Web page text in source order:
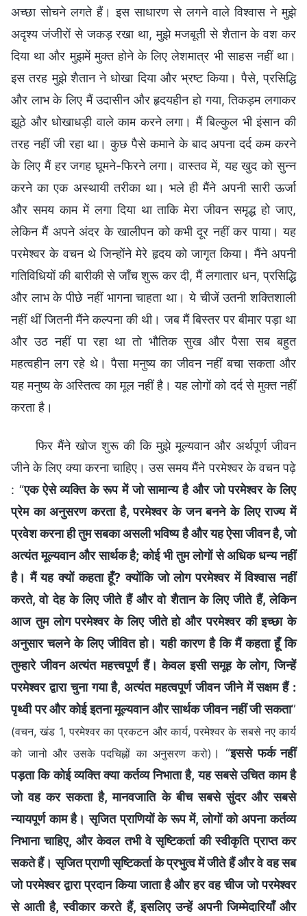
अच्छा सोचने लगते हैं। इस साधारण से लगने वाले विश्वास ने मुझे
अदृश्य जंजीरों से जकड़ रखा था, मुझे मजबूती से शैतान के वश कर
दिया था और मुझमें मुक्त होने के लिए लेशमात्र भी साहस नहीं था।
इस तरह मुझे शैतान ने धोखा दिया और भ्रष्ट किया। पैसे, प्रसिद्धि
और लाभ के लिए मैं उदासीन और हृदयहीन हो गया, तिकड़म लगाकर
झूठे और धोखाधड़ी वाले काम करने लगा। मैं बिल्कुल भी इंसान की
तरह नहीं जी रहा था। कुछ पैसे कमाने के बाद अपना दर्द कम करने
के लिए मैं हर जगह घूमने-फिरने लगा। वास्तव में, यह खुद को सुन्न
करने का एक अस्थायी तरीका था। भले ही मैंने अपनी सारी ऊर्जा
और समय काम में लगा दिया था ताकि मेरा जीवन समृद्ध हो जाए,
लेकिन मैं अपने अंदर के खालीपन को कभी दूर नहीं कर पाया। यह
परमेश्वर के वचन थे जिन्होंने मेरे हृदय को जागृत किया। मैंने अपनी
गतिविधियों की बारीकी से जाँच शुरू कर दी, मैं लगातार धन, प्रसिद्धि
और लाभ के पीछे नहीं भागना चाहता था। ये चीजें उतनी शक्तिशाली
नहीं थीं जितनी मैंने कल्पना की थी। जब मैं बिस्तर पर बीमार पड़ा था
और उठ नहीं पा रहा था तो भौतिक सुख और पैसा सब बहुत
महत्वहीन लग रहे थे। पैसा मनुष्य का जीवन नहीं बचा सकता और
यह मनुष्य के अस्तित्व का मूल नहीं है। यह लोगों को दर्द से मुक्त नहीं
करता है।
फिर मैंने खोज शुरू की कि मुझे मूल्यवान और अर्थपूर्ण जीवन
जीने के लिए क्या करना चाहिए। उस समय मैंने परमेश्वर के वचन पढ़े
: “एक ऐसे व्यक्ति के रूप में जो सामान्य है और जो परमेश्वर के लिए
प्रेम का अनुसरण करता है, परमेश्वर के जन बनने के लिए राज्य में
प्रवेश करना ही तुम सबका असली भविष्य है और यह ऐसा जीवन है, जो
अत्यंत मूल्यवान और सार्थक है; कोई भी तुम लोगों से अधिक धन्य नहीं
है। मैं यह क्यों कहता हूँ? क्योंकि जो लोग परमेश्वर में विश्वास नहीं
करते, वो देह के लिए जीते हैं और वो शैतान के लिए जीते हैं, लेकिन
आज तुम लोग परमेश्वर के लिए जीते हो और परमेश्वर की इच्छा के
अनुसार चलने के लिए जीवित हो। यही कारण है कि मैं कहता हूँ कि
तुम्हारे जीवन अत्यंत महत्त्वपूर्ण हैं। केवल इसी समूह के लोग, जिन्हें
परमेश्वर द्वारा चुना गया है, अत्यंत महत्वपूर्ण जीवन जीने में सक्षम हैं :
पृथ्वी पर और कोई इतना मूल्यवान और सार्थक जीवन नहीं जी सकता”
(वचन, खंड 1, परमेश्वर का प्रकटन और कार्य, परमेश्वर के सबसे नए कार्य
को जानो और उसके पदचिह्नों का अनुसरण करो) । “इससे फर्क नहीं
पड़ता कि कोई व्यक्ति क्या कर्तव्य निभाता है, यह सबसे उचित काम है
जो वह कर सकता है, मानवजाति के बीच सबसे सुंदर और सबसे
न्यायपूर्ण काम है। सृजित प्राणियों के रूप में, लोगों को अपना कर्तव्य
निभाना चाहिए, और केवल तभी वे सृष्टिकर्ता की स्वीकृति प्राप्त कर
सकते हैं। सृजित प्राणी सृष्टिकर्ता के प्रभुत्व में जीते हैं और वे वह सब
जो परमेश्वर द्वारा प्रदान किया जाता है और हर वह चीज जो परमेश्वर
से आती है, स्वीकार करते हैं, इसलिए उन्हें अपनी जिम्मेदारियाँ और